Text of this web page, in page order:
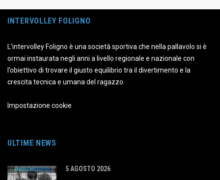
INTERVOLLEY FOLIGNO
L’intervolley Foligno è una società sportiva che nella pallavolo si è
ormai instaurata negli anni a livello regionale e nazionale con
l’obiettivo di trovare il giusto equilibrio tra il divertimento e la
crescita tecnica e umana del ragazzo.
Impostazione cookie
ULTIME NEWS
5 AGOSTO 2026